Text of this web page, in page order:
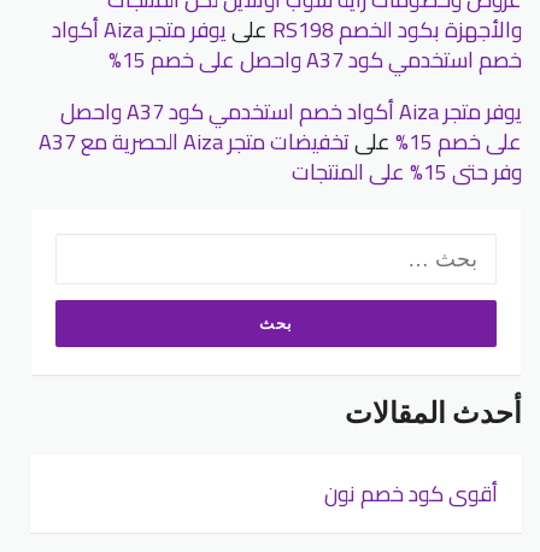
والأجهزة بكود الخصم RS198 على يوفر متجر Aiza أكواد
خصم استخدمي كود A37 واحصل على خصم 15%
يوفر متجر Aiza أكواد خصم استخدمي كود A37 واحصل
على خصم 15% على تخفيضات متجر Aiza الحصرية مع A37
وفر حتى 15% على المنتجات
البحث
عن:
أحدث المقالات
أقوى كود خصم نون